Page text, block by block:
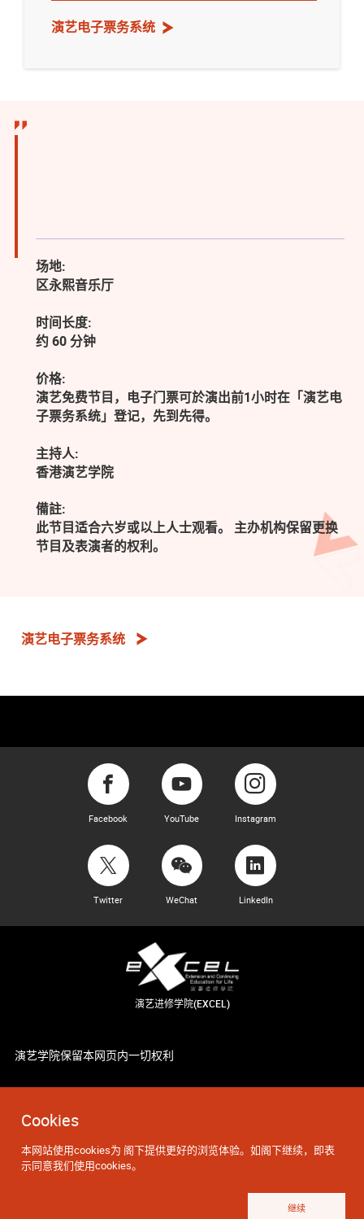
Cookies
本网站使用cookies为 阁下提供更好的浏览体验。如阁下继续，即表
示同意我们使用cookies。
继续
演艺电子票务系统
场地:
区永熙音乐厅
时间长度:
约 60 分钟
价格:
演艺免费节目，电子门票可於演出前1小时在「演艺电
子票务系统」登记，先到先得。
主持人:
香港演艺学院
備註:
此节目适合六岁或以上人士观看。 主办机构保留更换
节目及表演者的权利。
演艺电子票务系统
Facebook YouTube Instagram
Twitter WeChat LinkedIn
演艺进修学院(EXCEL)
演艺学院保留本网页内一切权利